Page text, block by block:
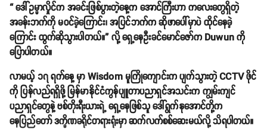
“ ဒေါ်ဥမ္မာလှိုင်က အခင်းဖြစ်ပွားတဲ့နေ့က အောင်ကြီးဟာ ကလေးတွေရှိတဲ့
အခန်းဘက်ကို မဝင်ခဲ့ကြောင်း၊ အပြင်ဘက်က ဆိုဖာပေါ်မှာပဲ ထိုင်နေခဲ့
ကြောင်း ထွက်ဆိုသွားပါတယ်။” လို့ ရှေ့နေဦးခင်မောင်ဇော်က Duwun ကို
ပြောပါတယ်။
လာမယ့် ၁၇ ရက်နေ့ မှာ Wisdom မူကြိုကျောင်းက ပျက်သွားတဲ့ CCTV ဖိုင်
ကို ပြန်လည်ရရှိဖို့ မြန်မာနိုင်ငံကွန်ပျူတာပညာရှင်အသင်းက ကျွမ်းကျင်
ပညာရှင်တွေနဲ့ ဗစ်တိုးရီးယားရဲ့ ရှေ့နေဖြစ်သူ ဒေါ်ရွက်နုအောင်တို့က
နေပြည်တော် ဒက္ခိဏခရိုင်တရားရုံးမှာ ဆက်လက်စစ်ဆေးမယ်လို့ သိရပါတယ်။